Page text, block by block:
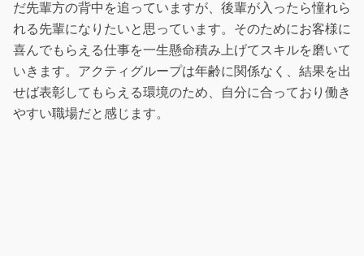
だ先輩方の背中を追っていますが、後輩が入ったら憧れら
れる先輩になりたいと思っています。そのためにお客様に
喜んでもらえる仕事を一生懸命積み上げてスキルを磨いて
いきます。アクティグループは年齢に関係なく、結果を出
せば表彰してもらえる環境のため、自分に合っており働き
やすい職場だと感じます。